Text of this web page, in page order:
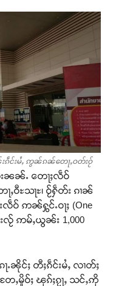
းၵဵင်းမႆႇ ဢွၼ်ၵၼ်တေႃႇဝတ်းဝႂ်
ၼၼ်ႉ တေႃႈလဵဝ်
ဝီႊသႃႊ၊ ဝႂ်ႁဵတ်း ၵၢၼ်
ဢၼ်ႁွင်ႉဝႃႈ (One
လႂ် ဢမ်ႇယွၼ်း 1,000
ႉၼိုင်ႈ တီႈၵဵင်းမႆႇ လၢတ်ႈ
ႄႇမိူဝ်ႈ ၽုၵ်ႈၵႂႃႇ သင်ႇဢို